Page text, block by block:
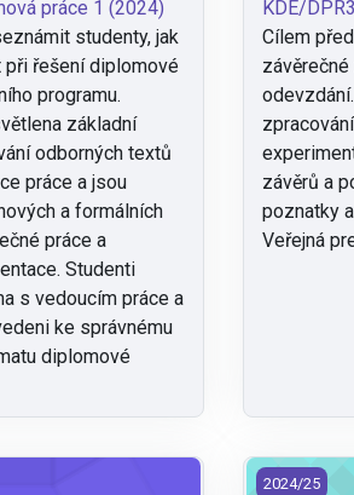
práce 1 (2024)
studenty, jak
při řešení diplomové
programu.
základní
odborných textů
práce a jsou
a formálních
práce a
Studenti
s vedoucím práce a
ke správnému
diplomové
KDE/
Cílem
závěrů a
poznatky
Veřejná
a oděvní kultury 1 (2024)KDE/
2024/25